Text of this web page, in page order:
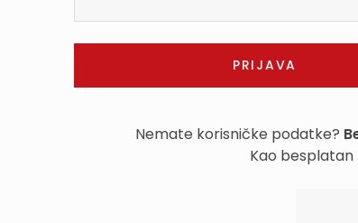
Nemate korisničke podatke?
Kao